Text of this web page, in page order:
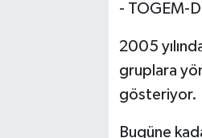
- TOGEM-
2005
gruplara
gösteriyor.
Bugüne